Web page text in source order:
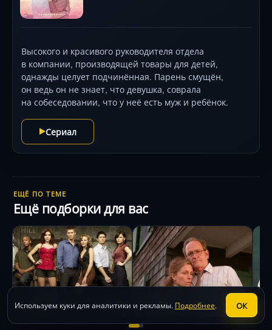
Высокого и красивого руководителя отдела
в компании, производящей товары для детей,
однажды целует подчинённая. Парень смущён,
он ведь он не знает, что девушка, соврала
на собеседовании, что у неё есть муж и ребёнок.
Сериал
ЕЩЁ ПО ТЕМЕ
Ещё подборки для вас
Сериалы про подруг Сериалы про измену
Используем куки для аналитики и рекламы. Подробнее. ОК